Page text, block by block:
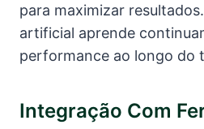
para maximizar
artificial aprende
performance ao longo do
Integração Com